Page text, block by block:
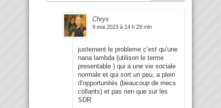
Chrys
9 mai 2023 à 14 h 29 min
justement le probleme c’est qu’une
nana lambda (utilison le terme
presentable ) qui a une vie sociale
normale et qui sort un peu, a plein
d’opportunités (beaucoup de mecs
collants) et pas rien que sur les
SDR